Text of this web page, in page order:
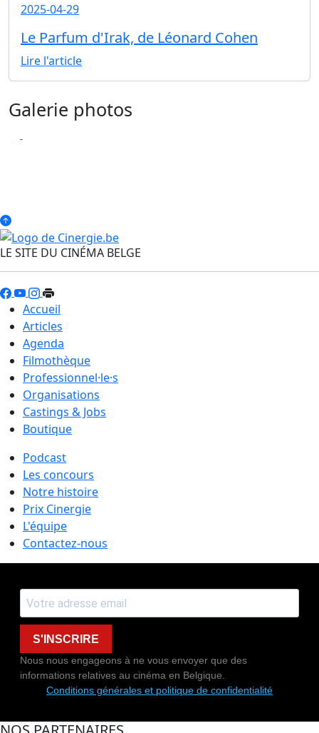
2025-04-29
Le Parfum d'Irak, de Léonard Cohen
Lire l'article
Galerie photos
LE SITE DU CINÉMA BELGE
Accueil
Articles
Agenda
Filmothèque
Professionnel·le·s
Organisations
Castings & Jobs
Boutique
Podcast
Les concours
Notre histoire
Prix Cinergie
L'équipe
Contactez-nous
S'INSCRIRE
Nous nous engageons à ne vous envoyer que des
informations relatives au cinéma en Belgique.
Conditions générales et politique de confidentialité